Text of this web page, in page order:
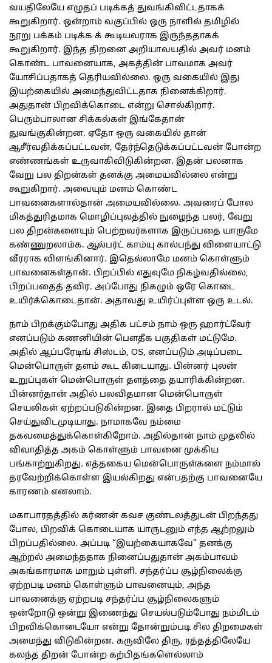
வயதிலேயே எழுதப் படிக்கத் துவங்கிவிட்டதாகக்
கூறுகிறார். ஒன்றாம் வகுப்பில் ஒரு நாளில் தமிழில்
நூறு பக்கம் படிக்க க் கூடியவராக இருந்ததாகக்
கூறுகிறார். இந்த திறனை அறியாவயதில் அவர் மனம்
கொண்ட பாவனையாக, அகத்தின் பாவமாக அவர்
யோசிப்பதாகத் தெரியவில்லை. ஒரு வகையில் இது
இயற்கையில் அமைந்துவிட்டதாக நினைக்கிறார்.
அதுதான் பிறவிக்கொடை என்று சொல்கிறார்.
பெரும்பாலான சிக்கல்கள் இங்கேதான்
துவங்குகின்றன. ஏதோ ஒரு வகையில் தான்
ஆசீர்வதிக்கப்பட்டவன், தேர்ந்தெடுக்கப்பட்டவன் போன்ற
எண்ணங்கள் உருவாகிவிடுகின்றன. இதன் பலனாக
வேறு பல திறன்கள் தனக்கு அமையவில்லை என்று
கூறுகிறார். அவையும் மனம் கொண்ட
பாவனைகளால்தான் அமையவில்லை. அவரைப் போல
மிகத்துரிதமாக மொழிப்புலத்தில் நுழைந்த பலர், வேறு
பல திறன்களையும் பெற்றவர்களாக இருப்பதை யாருமே
கண்ணுறலாம்க. ஆல்பர்ட் காம்யு கால்பந்து விளையாட்டு
வீரராக விளங்கினார். இதெல்லாமே மனம் கொள்ளும்
பாவனைகள்தான். பிறப்பில் எதுவுமே நிகழ்வதில்லை,
பிறப்பதைத் தவிர. அப்போது நிகழும் ஒரே கொடை
உயிர்க்கொடைதான். அதாவது உயிர்ப்புள்ள ஒரு உடல்.
நாம் பிறக்கும்போது அதிக பட்சம் நாம் ஒரு ஹார்ட்வேர்
எனப்படும் கணனியின் பெளதீக பகுதிகள் மட்டுமே.
அதில் ஆப்பரேடிங் சிஸ்டம், OS, எனப்படும் அடிப்படை
மென்பொருள் தளம் கூட கிடையாது. பின்னர் புலன்
உறுப்புகள் மென்பொருள் தளத்தை தயாரிக்கின்றன.
பின்னர்தான் அதில் பலவிதமான மென்பொருள்
செயலிகள் ஏற்றப்படுகின்றன. இதை பிறரால் மட்டும்
செய்துவிடமுடியாது. நாமாகவே நம்மை
தகவமைத்துக்கொள்கிறோம். அதில்தான் நாம் முதலில்
விவாதித்த அகம் கொள்ளும் பாவனை முக்கிய
பங்காற்றுகிறது. எத்தகைய மென்பொருள்களை நம்மால்
தரவேற்றிக்கொள்ள இயல்கிறது என்பதற்கு பாவனையே
காரணம் எனலாம்.
மகாபாரதத்தில் கர்ணன் கவச குண்டலத்துடன் பிறந்தது
போல, பிறவிக் கொடையாக யாருடனும் எந்த ஆற்றலும்
பிறப்பதில்லை. அப்படி “இயற்கையாகவே” தனக்கு
ஆற்றல் அமைந்ததாக நினைப்பதுதான் அகம்பாவம்
அகங்காரமாக மாறும் புள்ளி. சந்தர்ப்ப சூழ்நிலைக்கு
ஏற்றபடி மனம் கொள்ளும் பாவனையும், அந்த
பாவனைக்கு ஏற்றபடி சந்தர்ப்ப சூழ்நிலைகளும்
ஒன்றோடு ஒன்று இணைந்து செயல்படும்போது நம்மிடம்
பிறவிக்கொடையோ என்று தோன்றும்படி சில திறமைகள்
அமைந்து விடுகின்றன. கருவிலே திரு, ரத்தத்திலேயே
கலந்த திறன் போன்ற கற்பிதங்களெல்லாம்